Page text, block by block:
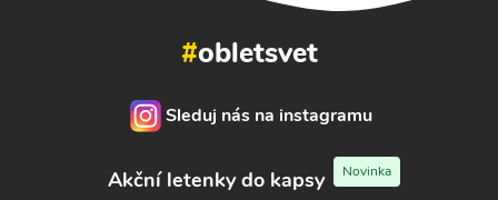
#obletsvet
Sleduj nás na instagramu
Akční letenky do kapsy Novinka